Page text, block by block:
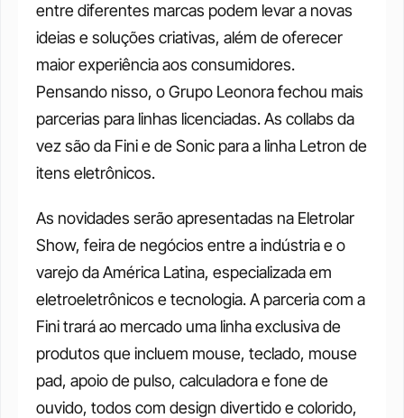
entre diferentes marcas podem levar a novas
ideias e soluções criativas, além de oferecer
maior experiência aos consumidores.
Pensando nisso, o Grupo Leonora fechou mais
parcerias para linhas licenciadas. As collabs da
vez são da Fini e de Sonic para a linha Letron de
itens eletrônicos.
As novidades serão apresentadas na Eletrolar
Show, feira de negócios entre a indústria e o
varejo da América Latina, especializada em
eletroeletrônicos e tecnologia. A parceria com a
Fini trará ao mercado uma linha exclusiva de
produtos que incluem mouse, teclado, mouse
pad, apoio de pulso, calculadora e fone de
ouvido, todos com design divertido e colorido,